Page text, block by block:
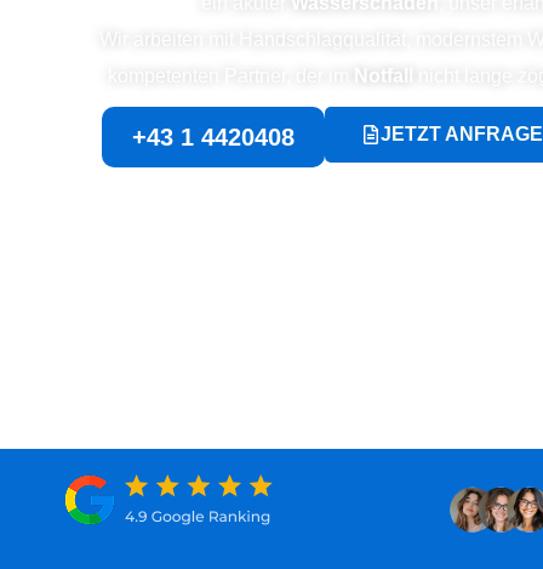
Notfall
+43 1 4420408 JETZT